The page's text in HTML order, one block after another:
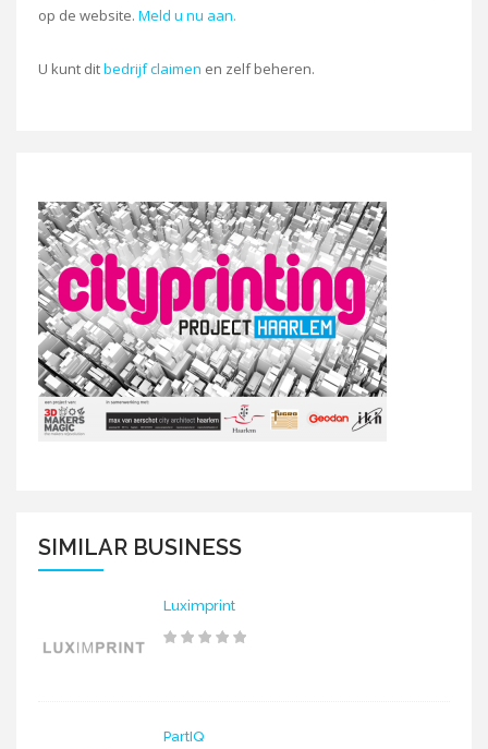
op de website. Meld u nu aan.
U kunt ditbedrijf claimen en zelf beheren.
SIMILAR BUSINESS
Luximprint
PartIQ